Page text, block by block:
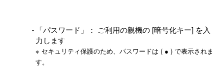
「パスワード」： ご利用の親機の [暗号化キー] を入
力します
※ セキュリティ保護のため、パスワードは ( ● ) で表示されま
す。